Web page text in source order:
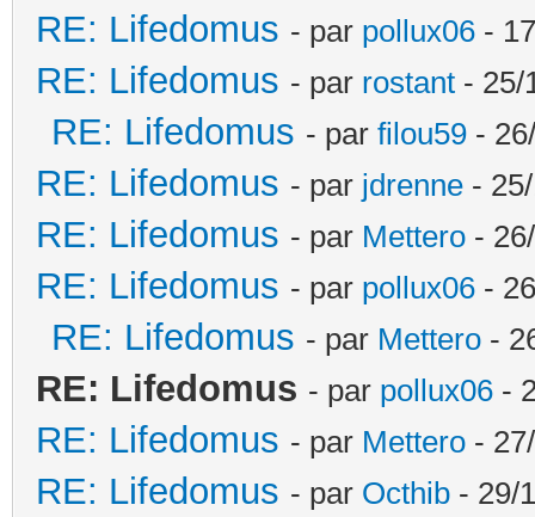
RE: Lifedomus - par pollux06 -
RE: Lifedomus - par rostant - 25/
RE: Lifedomus - par filou59 -
RE: Lifedomus - par jdrenne -
RE: Lifedomus - par Mettero -
RE: Lifedomus - par pollux06 -
RE: Lifedomus - par Mettero -
RE: Lifedomus - par pollux06 -
RE: Lifedomus - par Mettero -
RE: Lifedomus - par Octhib - 29/